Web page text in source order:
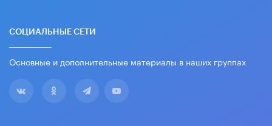
СОЦИАЛЬНЫЕ СЕТИ
Основные и дополнительные материалы в наших группах